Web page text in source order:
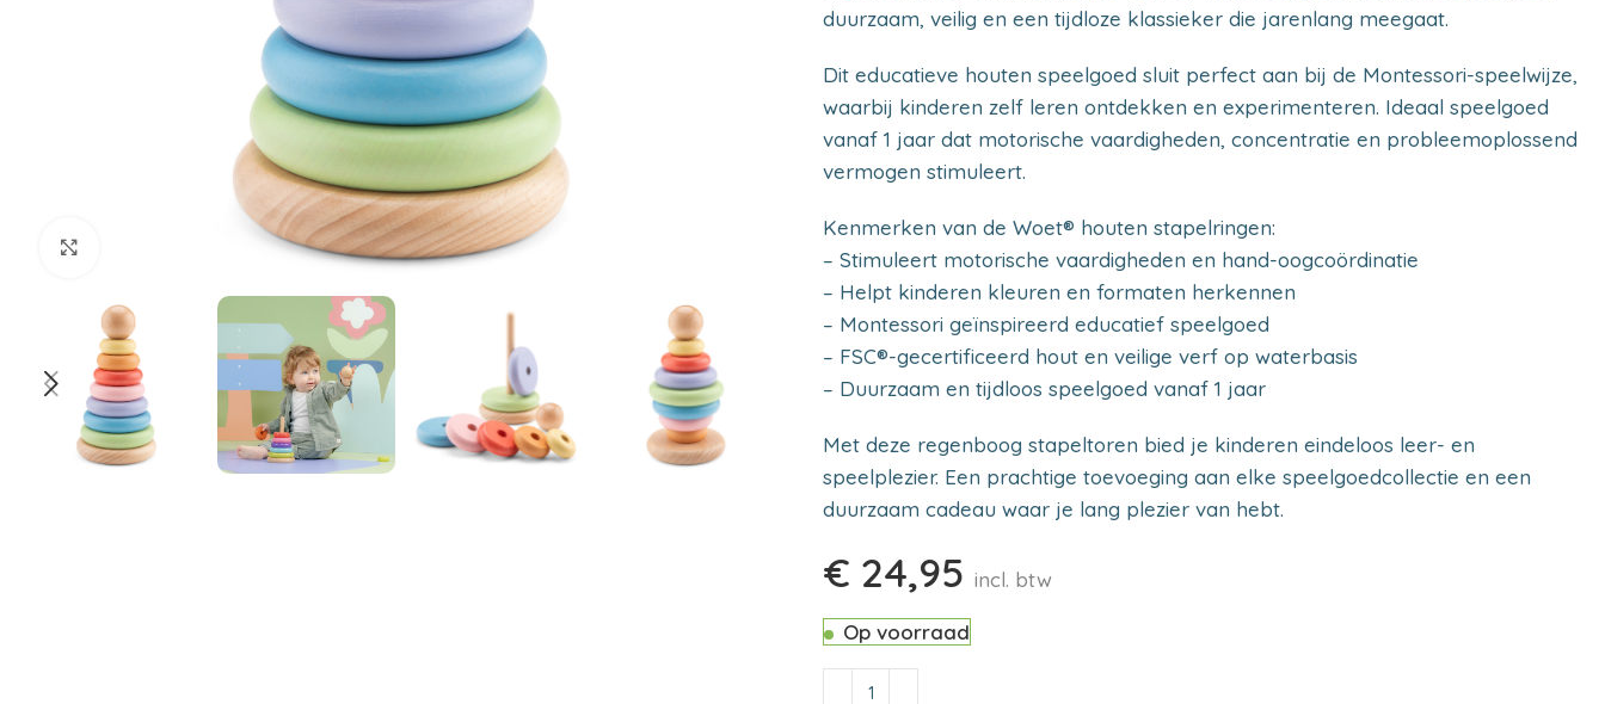
Klik om te vergroten
duurzaam, veilig en een tijdloze klassieker die jarenlang meegaat.
Dit educatieve houten speelgoed sluit perfect aan bij de Montessori-speelwijze,
waarbij kinderen zelf leren ontdekken en experimenteren. Ideaal speelgoed
vanaf 1 jaar dat motorische vaardigheden, concentratie en probleemoplossend
vermogen stimuleert.
Kenmerken van de Woet® houten stapelringen:
– Stimuleert motorische vaardigheden en hand-oogcoördinatie
– Helpt kinderen kleuren en formaten herkennen
– Montessori geïnspireerd educatief speelgoed
– FSC®-gecertificeerd hout en veilige verf op waterbasis
– Duurzaam en tijdloos speelgoed vanaf 1 jaar
Met deze regenboog stapeltoren bied je kinderen eindeloos leer- en
speelplezier. Een prachtige toevoeging aan elke speelgoedcollectie en een
duurzaam cadeau waar je lang plezier van hebt.
€ 24,95 incl. btw
Op voorraad